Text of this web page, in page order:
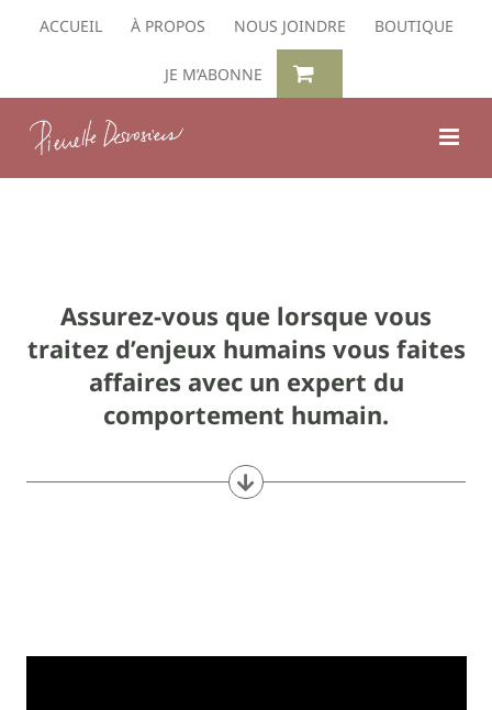
ACCUEIL À PROPOS NOUS JOINDRE BOUTIQUE
JE M’ABONNE
Assurez-vous que lorsque vous
traitez d’enjeux humains vous faites
affaires avec un expert du
comportement humain.